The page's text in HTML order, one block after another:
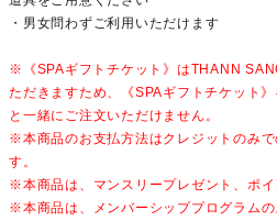
・男女問わずご利用いただけます
※《SPAギフトチケット》はTHANN
ただきますため、《SPAギフトチケット
と一緒にご注文いただけません。
※本商品のお支払方法はクレジットのみで
す。
※本商品は、マンスリープレゼント、ポイ
※本商品は、メンバーシッププログラムの